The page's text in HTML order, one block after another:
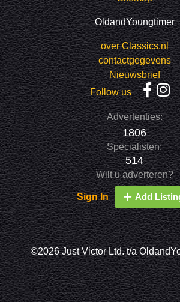
OldandYoungtimer
over Classics.nl
contactgegevens
Nieuwsbrief
Follow us
Advertenties:
1806
Specialisten:
514
Wilt u adverteren?
Sign In Add
©2026 Just Victor Ltd. t/a